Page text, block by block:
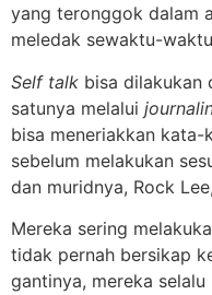
yang teronggok dalam
meledak sewaktu-
Self talk bisa dilakukan
satunya melalui
bisa meneriakkan
sebelum melakukan
dan muridnya, Rock
Mereka sering
tidak pernah bersikap
gantinya, mereka